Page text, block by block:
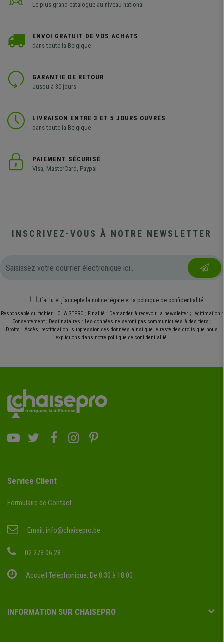
Le plus grand catalogue au niveau national
ENVOI GRATUIT DE VOS ACHATS
dans toute la Belgique
GARANTIE DE RETOUR
Jusqu'à 30 jours
LIVRAISON ENTRE 3 ET 5 JOURS OUVRÉS
dans toute la Belgique
PAIEMENT SÉCURISÉ
Visa, MasterCard, Paypal
INSCRIVEZ-VOUS À NOTRE NEWSLETTER
J´ai lu et j´accepte la notice légale et la politique de confidentialité
Responsable du fichier : CHAISEPRO ; Finalité : Demander à recevoir la newsletter ; Légitimation :
Consentement ; Destinataires : Les données ne seront pas communiquées à des tiers ;
Droits : Accès, rectification, suppression des données ainsi que le reste des droits que nous
expliquons dans notre politique de confidentialité.
Service Client
Formulaire de Contact
Email: info@chaisepro.be
02 273 06 28
Accueil Téléphonique: De 8:30 à 18:00
INFORMATION SUR CHAISEPRO